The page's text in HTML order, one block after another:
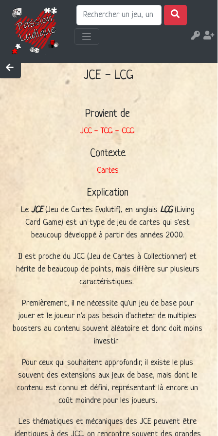
JCE - LCG
Provient de
JCC - TCG - CCG
Contexte
Cartes
Explication
Le JCE(Jeu de Cartes Evolutif), en anglais LCG(Living
Card Game) est un type de jeu de cartes qui s'est
beaucoup développé à partir des années 2000.
Il est proche du JCC (Jeu de Cartes à Collectionner) et
hérite de beaucoup de points, mais diffère sur plusieurs
caractéristiques.
Premièrement, il ne nécessite qu'un jeu de base pour
jouer et le joueur n'a pas besoin d'acheter de multiples
boosters au contenu souvent aléatoire et donc doit moins
investir.
Pour ceux qui souhaitent approfondir, il existe le plus
souvent des extensions aux jeux de base, mais dont le
contenu est connu et défini, représentant là encore un
coût moindre pour les joueurs.
Les thématiques et mécaniques des JCE peuvent être